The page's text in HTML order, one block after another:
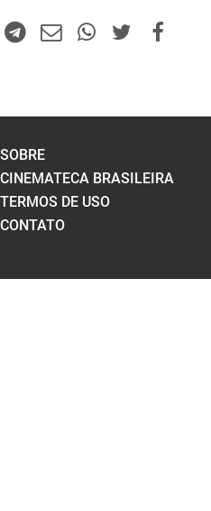
SOBRE
CINEMATECA BRASILEIRA
TERMOS DE USO
CONTATO